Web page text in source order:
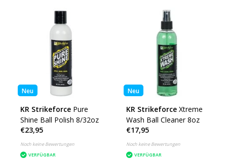
Neu
KR Strikeforce Pure
Shine Ball Polish 8/32oz
€23,95
Noch keine Bewertungen
VERFÜGBAR
Neu
KR Strikeforce Xtreme
Wash Ball Cleaner 8oz
€17,95
Noch keine Bewertungen
VERFÜGBAR